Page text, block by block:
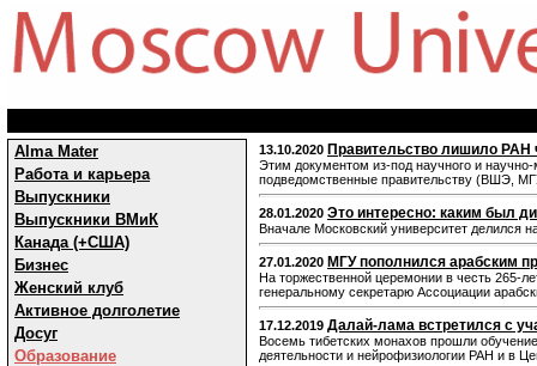
Alma Mater
Работа и карьера
Выпускники
Выпускники ВМиК
Канада (+США)
Бизнес
Женский клуб
Активное долголетие
Досуг
Образование
13.10.2020 Правительство лишило РАН
Этим документом из-под научного и
подведомственные правительству (ВШЭ,
28.01.2020 Это интересно: каким был
Вначале Московский университет делился
27.01.2020 МГУ пополнился арабским
На торжественной церемонии в честь 265-
генеральному секретарю Ассоциации
17.12.2019 Далай-лама встретился с
Восемь тибетских монахов прошли
деятельности и нейрофизиологии РАН и в